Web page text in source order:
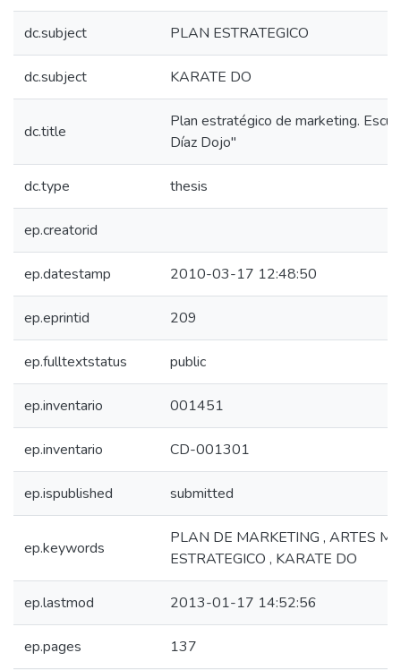
dc.subject PLAN ESTRATEGICO
dc.subject KARATE DO
dc.title
Plan estratégico de marketing.
Díaz Dojo"
dc.type thesis
ep.creatorid
ep.datestamp 2010-03-17 12:48:50
ep.eprintid 209
ep.fulltextstatus public
ep.inventario 001451
ep.inventario CD-001301
ep.ispublished submitted
ep.keywords
PLAN DE MARKETING , ARTES
ESTRATEGICO , KARATE DO
ep.lastmod 2013-01-17 14:52:56
ep.pages 137